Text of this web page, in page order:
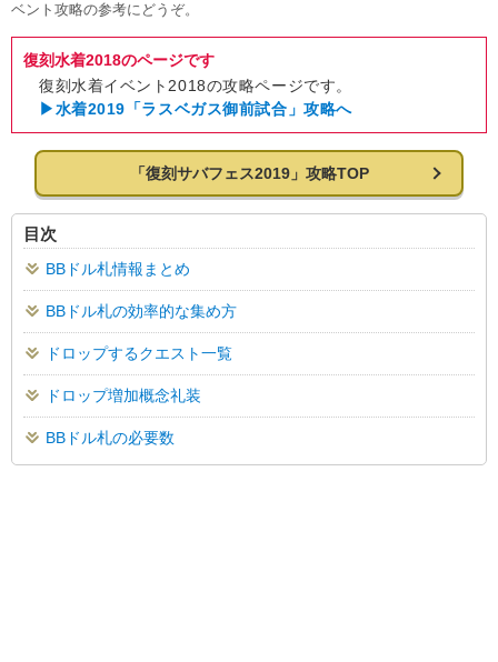
ベント攻略の参考にどうぞ。
復刻水着2018のページです
復刻水着イベント2018の攻略ページです。
▶水着2019「ラスベガス御前試合」攻略へ
「復刻サバフェス2019」攻略TOP
目次
BBドル札情報まとめ
BBドル札の効率的な集め方
ドロップするクエスト一覧
ドロップ増加概念礼装
BBドル札の必要数